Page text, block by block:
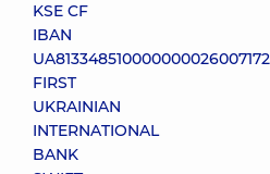
KSE CF
IBAN
FIRST
UKRAINIAN
INTERNATIONAL
BANK